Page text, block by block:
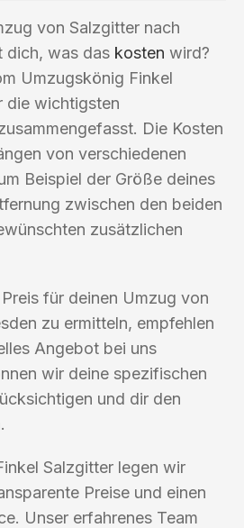
von Salzgitter nach
dich, was das kosten wird?
Umzugskönig Finkel
die wichtigsten
Die Kosten
von verschiedenen
Beispiel der Größe deines
zwischen den beiden
zusätzlichen
für deinen Umzug von
zu ermitteln, empfehlen
Angebot bei uns
wir deine spezifischen
und dir den
Salzgitter legen wir
Preise und einen
Unser erfahrenes Team